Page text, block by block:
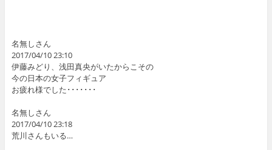
名無しさん
2017/04/10 23:10
伊藤みどり、浅田真央がいたからこその
今の日本の女子フィギュア
お疲れ様でした･･･････
名無しさん
2017/04/10 23:18
荒川さんもいる…